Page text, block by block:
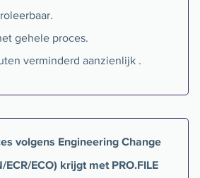
gehele proces.
verminderd aanzienlijk .
volgens Engineering Change
ECO) krijgt met PRO.FILE